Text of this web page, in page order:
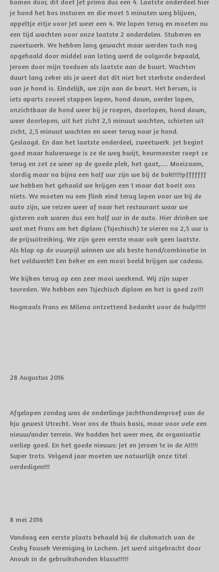
je hond het bos insturen en die moet 5 minuten weg blijven,
appeltje eitje voor Jet weer een 4. We lopen terug en moeten nu
een tijd wachten voor onze laatste 2 onderdelen. Stuberen en
zweetwerk. We hebben lang gewacht maar werden toch nog
opgehaald door middel van loting werd de volgorde bepaald,
Jeroen door mijn toedoen als laatste aan de buurt. Wachten
duurt lang zeker als je weet dat dit niet het sterkste onderdeel
van je hond is. Eindelijk, we zijn aan de beurt. Het bersen, is
iets aparts zoveel stappen lopen, hond down, verder lopen,
onzichtbaar de hond weer bij je roepen, doorlopen, hond down,
weer doorlopen, uit het zicht 2,5 minuut wachten, schieten uit
zicht, 2,5 minuut wachten en weer terug naar je hond.
Geslaagd. En dan het laatste onderdeel, zweetwerk. Jet begint
goed maar halverwege is ze de weg kwijt, keurmeester roept ze
terug en zet ze weer op de goede plek, het gaat,.... Moeizaam,
slordig maar na bijna een half uur zijn we bij de bok!!!!!pfffffff
we hebben het gehaald we krijgen een 1 maar dat boeit ons
niets. We moeten nu een flink eind terug lopen voor we bij de
auto zijn, we reizen weer af naar het restaurant waar we
gisteren ook waren dus een half uur in de auto. Hier drinken we
wat met Frans om het diplom (Tsjechisch) te vieren na 2,5 uur is
de prijsuitreiking. We zijn geen eerste maar ook geen laatste.
Als klap op de vuurpijl winnen we als beste hond/combinatie in
het veldwerk!! Een beker en een mooi beeld krijgen we cadeau.
We kijken terug op een zeer mooi weekend. Wij zijn super
tevreden. We hebben een Tsjechisch diplom en het is goed zo!!!
Nogmaals Frans en Milena ontzettend bedankt voor de hulp!!!!!
28 Augustus 2016
Afgelopen zondag was de onderlinge jachthondenproef van de
kjv gewest Utrecht. Voor ons de thuis basis, maar voor vele een
nieuw/ander terrein. We hadden het weer mee, de organisatie
verliep goed. En het goede nieuws: Jet en Jeroen 1e in de A!!!!!
Super trots. Volgend jaar moeten we natuurlijk onze titel
verdedigen!!!
8 mei 2016
Vandaag een eerste plaats behaald bij de clubmatch van de
Cesky Fousek Vereniging in Lochem. Jet werd uitgebracht door
Anouk in de gebruikshonden klasse!!!!!